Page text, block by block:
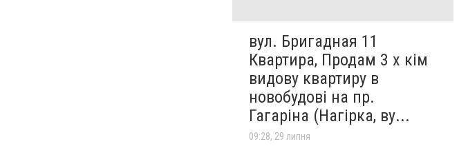
вул. Бригадная 11
Квартира, Продам 3 х кім
видову квартиру в
новобудові на пр.
Гагаріна (Нагірка, ву...
09:28, 29 липня